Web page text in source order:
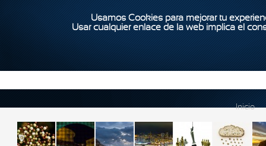
Usamos Cookies para mejorar tu
Usar cualquier enlace de la web implica el
Inicio